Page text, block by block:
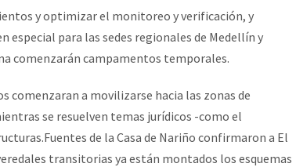
y optimizar el monitoreo y verificación, y
para las sedes regionales de Medellín y
comenzarán campamentos temporales.
comenzaran a movilizarse hacia las zonas de
se resuelven temas jurídicos -como el
de la Casa de Nariño confirmaron a El
transitorias ya están montados los esquemas